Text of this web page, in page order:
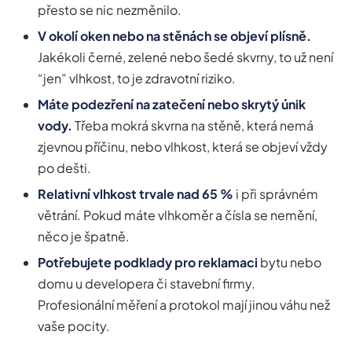
přesto se nic nezměnilo.
V okolí oken nebo na stěnách se objeví plísně.
Jakékoli černé, zelené nebo šedé skvrny, to už není
“jen” vlhkost, to je zdravotní riziko.
Máte podezření na zatečení nebo skrytý únik
vody. Třeba mokrá skvrna na stěně, která nemá
zjevnou příčinu, nebo vlhkost, která se objeví vždy
po dešti.
Relativní vlhkost trvale nad 65 % i při správném
větrání. Pokud máte vlhkoměr a čísla se nemění,
něco je špatně.
Potřebujete podklady pro reklamaci bytu nebo
domu u developera či stavební firmy.
Profesionální měření a protokol mají jinou váhu než
vaše pocity.